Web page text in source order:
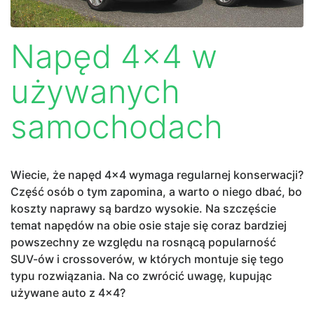
Napęd 4×4 w
używanych
samochodach
Wiecie, że napęd 4×4 wymaga regularnej konserwacji?
Część osób o tym zapomina, a warto o niego dbać, bo
koszty naprawy są bardzo wysokie. Na szczęście
temat napędów na obie osie staje się coraz bardziej
powszechny ze względu na rosnącą popularność
SUV-ów i crossoverów, w których montuje się tego
typu rozwiązania. Na co zwrócić uwagę, kupując
używane auto z 4×4?